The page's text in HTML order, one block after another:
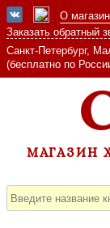
О
Заказать обратный
Санкт-Петербург,
(бесплатно по
МАГАЗИН